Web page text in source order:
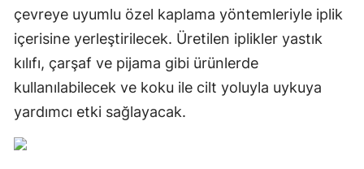
çevreye uyumlu özel kaplama yöntemleriyle iplik
içerisine yerleştirilecek. Üretilen iplikler yastık
kılıfı, çarşaf ve pijama gibi ürünlerde
kullanılabilecek ve koku ile cilt yoluyla uykuya
yardımcı etki sağlayacak.